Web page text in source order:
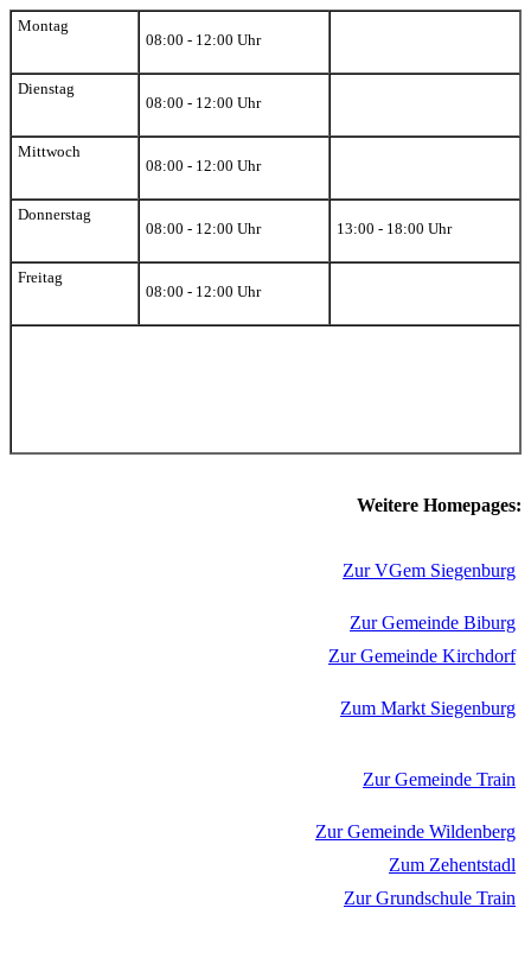
Montag
08:00 - 12:00 Uhr
Dienstag
08:00 - 12:00 Uhr
Mittwoch
08:00 - 12:00 Uhr
Donnerstag
08:00 - 12:00 Uhr
13:00 - 18:00 Uhr
Freitag
08:00 - 12:00 Uhr
Weitere Homepages:
Zur VGem Siegenburg
Zur Gemeinde Biburg
Zur Gemeinde Kirchdorf
Zum Markt Siegenburg
Zur Gemeinde Train
Zur Gemeinde Wildenberg
Zum Zehentstadl
Zur Grundschule Train